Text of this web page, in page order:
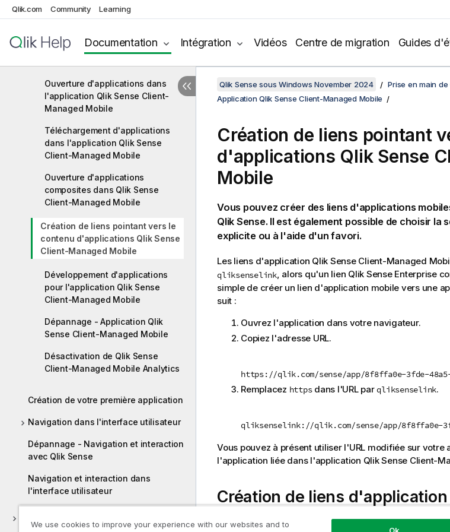
Qlik.com Community Learning
Documentation Intégration Vidéos Centre de migration Guides
Utilisation de l'application Qlik
Ouverture de l'application Qlik
Ouverture d'applications dans
l'application Qlik Sense Client-
Managed Mobile
Téléchargement d'applications
dans l'application Qlik Sense
Client-Managed Mobile
Ouverture d'applications
composites dans Qlik Sense
Client-Managed Mobile
Création de liens pointant vers le
contenu d'applications Qlik Sense
Client-Managed Mobile
Développement d'applications
pour l'application Qlik Sense
Client-Managed Mobile
Dépannage - Application Qlik
Sense Client-Managed Mobile
Désactivation de Qlik Sense
Client-Managed Mobile Analytics
Création de votre première application
Navigation dans l'interface utilisateur
Dépannage - Navigation et interaction
avec Qlik Sense
Navigation et interaction dans
l'interface utilisateur
Qlik Sense sous Windows November 2024 Prise en main de
Application Qlik Sense Client-Managed Mobile
Création de liens pointant
d'applications Qlik Sense
Mobile
Vous pouvez créer des liens d'applications
Qlik Sense. Il est également possible de choisir la
explicite ou à l'aide d'un favori.
Les liens d'application Qlik Sense Client-Managed
qliksenselink, alors qu'un lien Qlik Sense Enterprise
simple de créer un lien d'application mobile vers une
suit :
Ouvrez l'application dans votre navigateur.
Copiez l'adresse URL.
https://qlik.com/sense/app/8f8ffa0e-3fde-48a5-
Remplacez httpsdans l'URLparqliksenselink.
qliksenselink://qlik.com/sense/app/8f8ffa0e-
Vous pouvez à présent utiliser l'URL modifiée sur votre
l'application liée dans l'application Qlik Sense Client-
Création de liens
feuilles
We use cookies to improve your experience with our websites and to